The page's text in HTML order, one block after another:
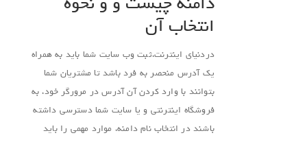
دامنه چیست و و نحوه
انتخاب آن
دردنیای اینترنت،ثبت وب سایت شما باید به همراه
یک آدرس منحصر به فرد باشد تا مشتریان شما
بتوانند با وارد کردن آن آدرس در مرورگر خود، به
فروشگاه اینترنتی و یا سایت شما دسترسی داشته
باشند در انتخاب نام دامنه، موارد مهمی را باید